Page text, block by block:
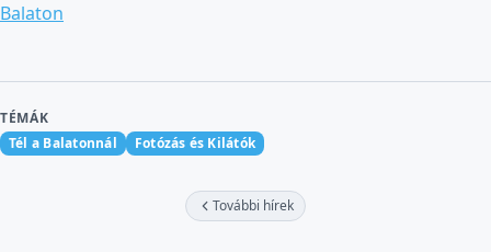
Balaton
TÉMÁK
Tél a Balatonnál
Fotózás és Kilátók
További hírek